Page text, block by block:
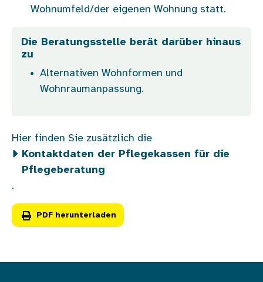
Wohnumfeld/der eigenen Wohnung statt.
Die Beratungsstelle berät darüber hinaus
zu
Alternativen Wohnformen und
Wohnraumanpassung.
Hier finden Sie zusätzlich die
Kontaktdaten der Pflegekassen für die
Pflegeberatung
.
PDF herunterladen